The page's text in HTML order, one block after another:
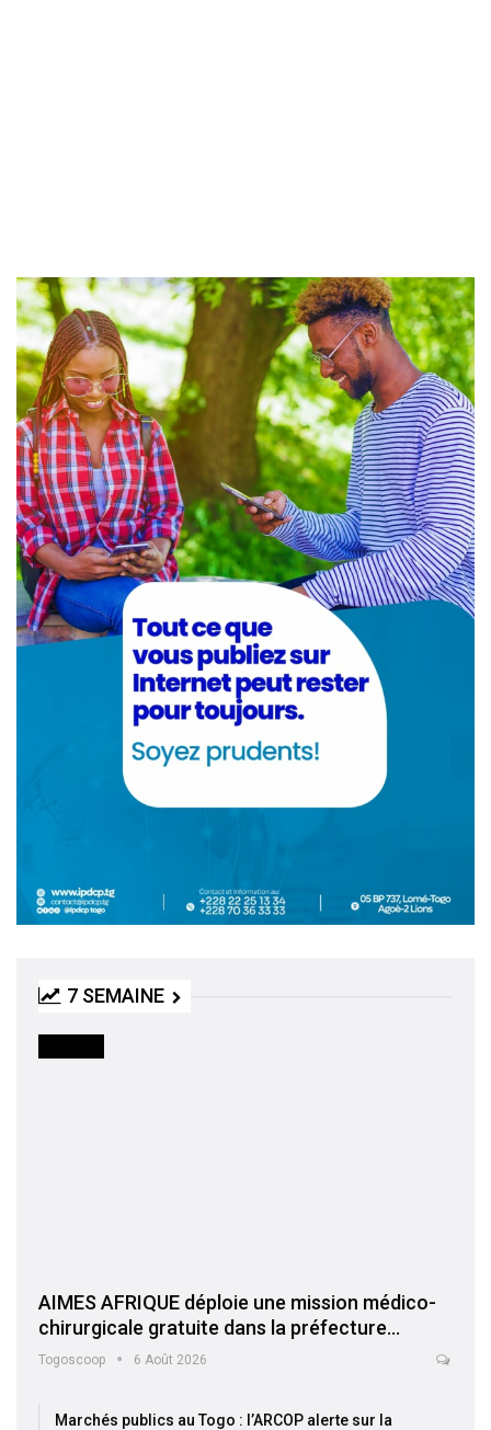
7 SEMAINE
AIMES AFRIQUE déploie une mission médico-
chirurgicale gratuite dans la préfecture…
Togoscoop 6 Août 2026
Marchés publics au Togo : l’ARCOP alerte sur la